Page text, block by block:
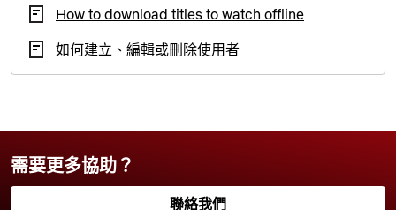
How to download titles to watch offline
如何建立、編輯或刪除使用者
需要更多協助？
聯絡我們